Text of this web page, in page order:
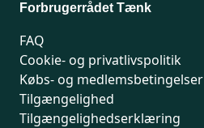
Forbrugerrådet Tænk
FAQ
Cookie- og privatlivspolitik
Købs- og medlemsbetingelser
Tilgængelighed
Tilgængelighedserklæring